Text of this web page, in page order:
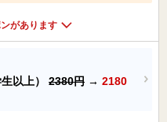
があります
以上） 2380円 → 2180